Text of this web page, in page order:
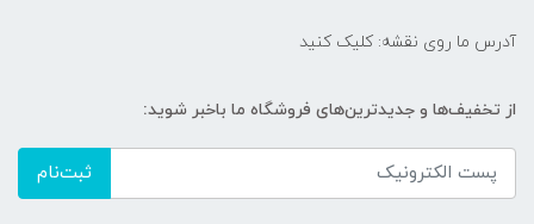
آدرس ما روی نقشه: کلیک کنید
از تخفیف‌ها و جدیدترین‌های فروشگاه ما باخبر شوید:
ثبت‌نام